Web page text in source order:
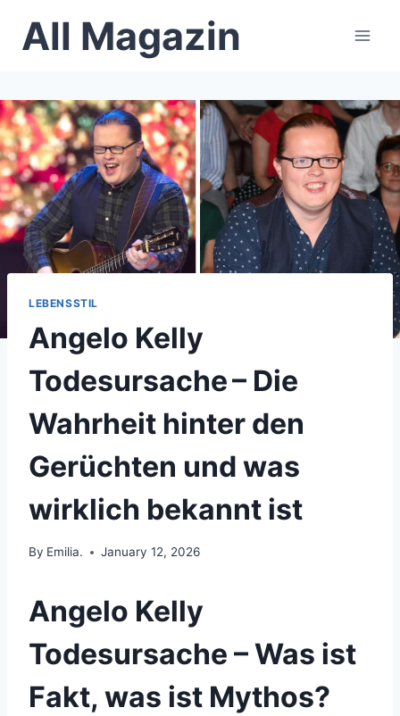
All Magazin
LEBENSSTIL
Angelo Kelly
Todesursache – Die
Wahrheit hinter den
Gerüchten und was
wirklich bekannt ist
By Emilia. January 12, 2026
Angelo Kelly
Todesursache – Was ist
Fakt, was ist Mythos?